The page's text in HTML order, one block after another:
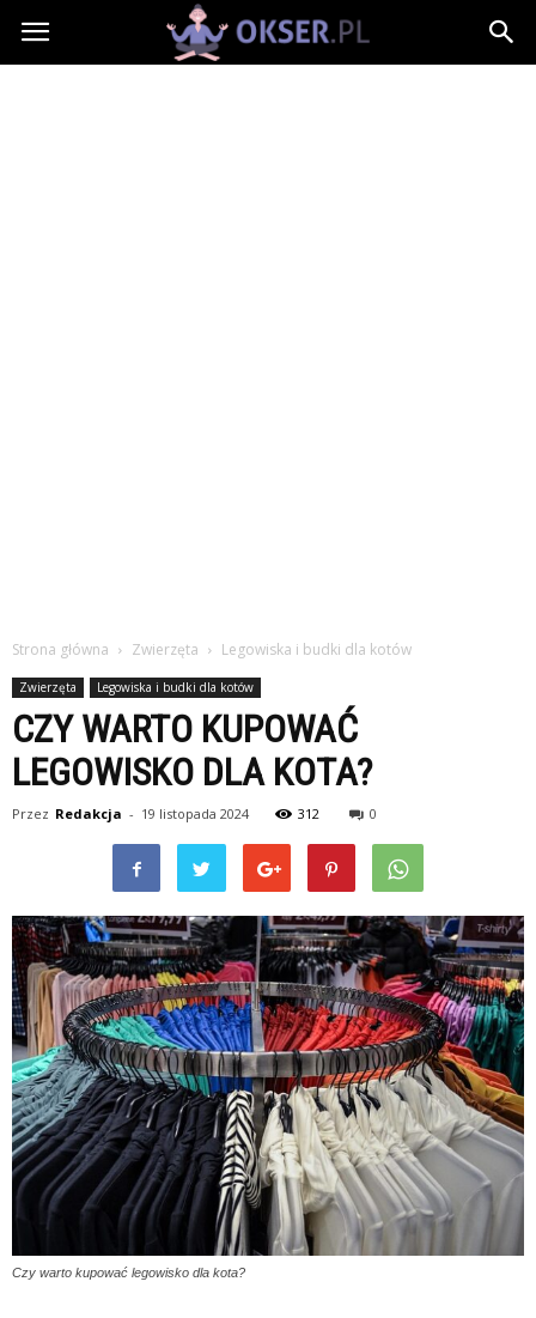
Okser.pl
Strona główna Zwierzęta Legowiska i budki dla kotów
Zwierzęta Legowiska i budki dla kotów
CZY WARTO KUPOWAĆ
LEGOWISKO DLA KOTA?
Przez Redakcja - 19 listopada 2024 312 0
Czy warto kupować legowisko dla kota?